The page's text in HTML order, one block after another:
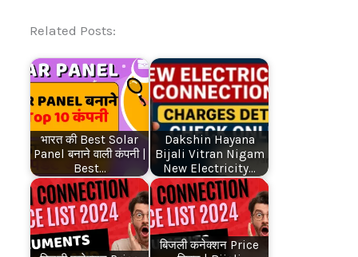
Related Posts:
भारत की Best Solar
Panel बनाने वाली कंपनी |
Best…
Dakshin Hayana
Bijali Vitran Nigam
New Electricity…
बिजली कनेक्शन Price